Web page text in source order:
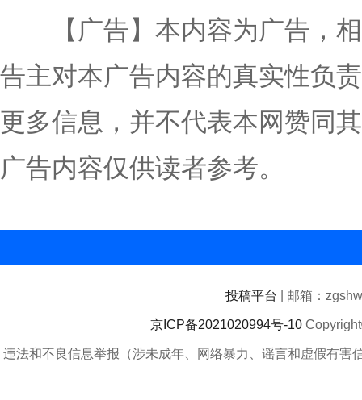
【广告】本内容为广告，相
告主对本广告内容的真实性负
更多信息，并不代表本网赞同
广告内容仅供读者参考。
投稿平台 | 邮箱：
京ICP备2021020994号-10
违法和不良信息举报（涉未成年、网络暴力、谣言和虚假有